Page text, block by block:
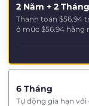
2 Năm + 2 Tháng
Thanh toán $56.94
ở mức $56.94 hằng
6 Tháng
Tự động gia hạn với